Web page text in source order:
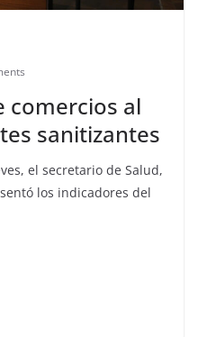
comercios al
sanitizantes
el secretario de Salud,
los indicadores del